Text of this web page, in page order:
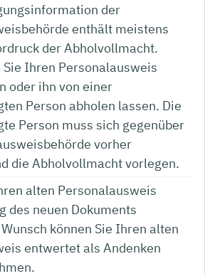
der
enthält meistens
der Abholvollmacht.
Sie Ihren Personalausweis
oder ihn von einer
Person abholen lassen. Die
Person muss sich gegenüber
vorher
die Abholvollmacht vorlegen.
alten Personalausweis
des neuen Dokuments
können Sie Ihren alten
entwertet als Andenken